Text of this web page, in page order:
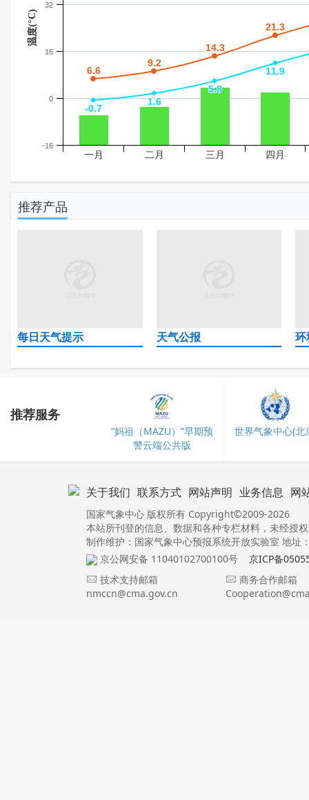
温度(°C)
6.6
6.6
9.2
9.2
14.3
14.3
21.3
21.3
-0.7
-0.7
1.6
1.6
5.8
5.8
11.9
11.9
一月 二月 三月 四月
-16
0
16
32
推荐产品
每日天气提示 天气公报
推荐服务
“妈祖（MAZU）”早期预
警云端公共版
世界气象中心(北
关于我们 联系方式 网站声明 业务信息 网
国家气象中心 版权所有 Copyright©2009-2026
本站所刊登的信息、数据和各种专栏材料，未经授
制作维护：国家气象中心预报系统开放实验室 地址
京公网安备 11040102700100号
京ICP备
技术支持邮箱
nmccn@cma.gov.cn
商务合作邮箱